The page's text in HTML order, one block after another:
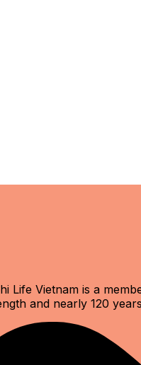
Life Vietnam is a
and nearly 120